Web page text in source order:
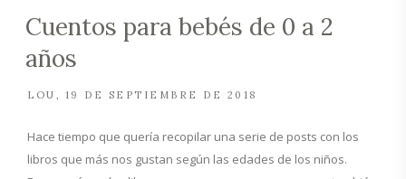
Cuentos para bebés de 0 a 2
años
LOU 19 DE SEPTIEMBRE DE 2018
Hace tiempo que quería recopilar una serie de posts con los
libros que más nos gustan según las edades de los niños.